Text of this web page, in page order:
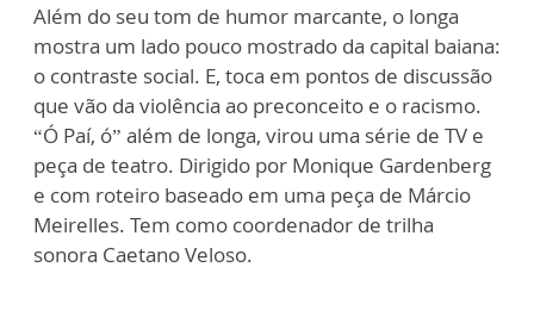
Além do seu tom de humor marcante, o longa
mostra um lado pouco mostrado da capital baiana:
o contraste social. E, toca em pontos de discussão
que vão da violência ao preconceito e o racismo.
“Ó Paí, ó” além de longa, virou uma série de TV e
peça de teatro. Dirigido por Monique Gardenberg
e com roteiro baseado em uma peça de Márcio
Meirelles. Tem como coordenador de trilha
sonora Caetano Veloso.